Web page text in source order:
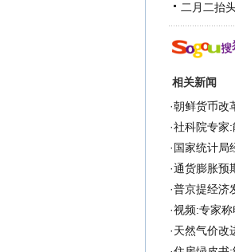
二月二抬
相关新闻
·朝鲜货币改
·社科院专家
· 国家统计局
·通货膨胀预
·普京提经济
·视频:专家
·天然气价改